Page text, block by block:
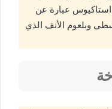
استاكيوس عبارة عن
وبلعوم الأنف الذي